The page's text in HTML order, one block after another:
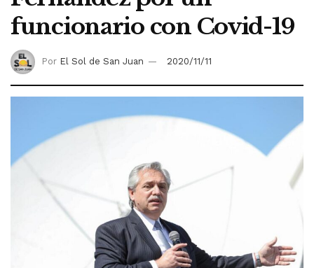
funcionario con Covid-19
Por El Sol de San Juan 2020/11/11